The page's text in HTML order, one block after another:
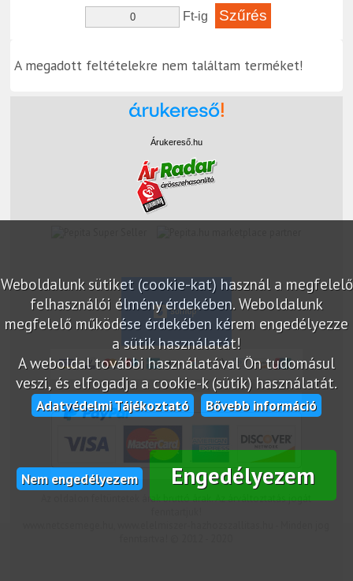
Ft-ig
A megadott feltételekre nem találtam terméket!
Weboldalunk sütiket (cookie-kat) használ a megfelelő
felhasználói élmény érdekében. Weboldalunk
megfelelő működése érdekében kérem engedélyezze
a sütik használatát!
A weboldal további használatával Ön tudomásul
veszi, és elfogadja a cookie-k (sütik) használatát.
Adatvédelmi Tájékoztató Bővebb információ
Nem engedélyezem Engedélyezem
Árukereső.hu
Az oldalon feltüntetek árak bruttó árak. Az árváltoztatás jogát